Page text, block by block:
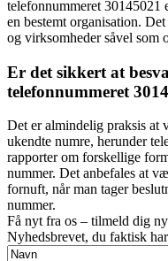
telefonnummeret 30145021
en bestemt organisation.
og virksomheder såvel som
Er det sikkert at
telefonnummeret
Det er almindelig praksis at
ukendte numre, herunder
rapporter om forskellige
nummer. Det anbefales at
fornuft, når man tager
nummer.
Få nyt fra os – tilmeld dig
Nyhedsbrevet, du faktisk